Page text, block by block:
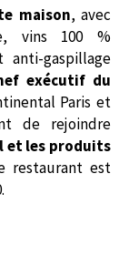
maison, avec
vins 100 %
anti-gaspillage
exécutif du
Paris et
de rejoindre
et les produits
restaurant est